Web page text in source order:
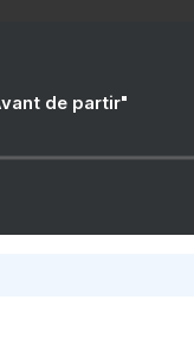
de partir"